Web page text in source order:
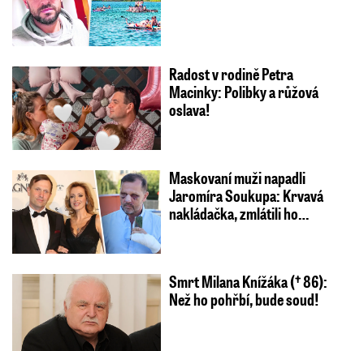
Radost v rodině Petra
Macinky: Polibky a růžová
oslava!
Maskovaní muži napadli
Jaromíra Soukupa: Krvavá
nakládačka, zmlátili ho…
Smrt Milana Knížáka († 86):
Než ho pohřbí, bude soud!